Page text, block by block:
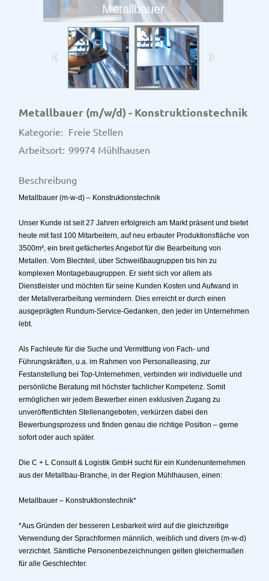
Metallbauer
Metallbauer (m/w/d) - Konstruktionstechnik
Kategorie: Freie Stellen
Arbeitsort: 99974 Mühlhausen
Beschreibung
Metallbauer (m-w-d) – Konstruktionstechnik
Unser Kunde ist seit 27 Jahren erfolgreich am Markt präsent und bietet
heute mit fast 100 Mitarbeitern, auf neu erbauter Produktionsfläche von
3500m², ein breit gefächertes Angebot für die Bearbeitung von
Metallen. Vom Blechteil, über Schweißbaugruppen bis hin zu
komplexen Montagebaugruppen. Er sieht sich vor allem als
Dienstleister und möchten für seine Kunden Kosten und Aufwand in
der Metallverarbeitung vermindern. Dies erreicht er durch einen
ausgeprägten Rundum-Service-Gedanken, den jeder im Unternehmen
lebt.
Als Fachleute für die Suche und Vermittlung von Fach- und
Führungskräften, u.a. im Rahmen von Personalleasing, zur
Festanstellung bei Top-Unternehmen, verbinden wir individuelle und
persönliche Beratung mit höchster fachlicher Kompetenz. Somit
ermöglichen wir jedem Bewerber einen exklusiven Zugang zu
unveröffentlichten Stellenangeboten, verkürzen dabei den
Bewerbungsprozess und finden genau die richtige Position – gerne
sofort oder auch später.
Die C + L Consult & Logistik GmbH sucht für ein Kundenunternehmen
aus der Metallbau-Branche, in der Region Mühlhausen, einen:
Metallbauer – Konstruktionstechnik*
*Aus Gründen der besseren Lesbarkeit wird auf die gleichzeitige
Verwendung der Sprachformen männlich, weiblich und divers (m-w-d)
verzichtet. Sämtliche Personenbezeichnungen gelten gleichermaßen
für alle Geschlechter.